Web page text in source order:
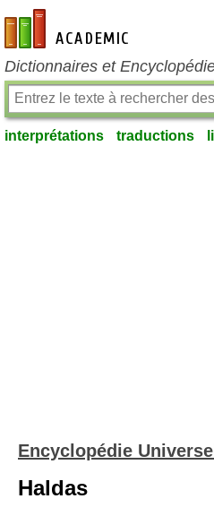
fr-academic.com
Dictionnaires et
interprétations traductions
Encyclopédie
Haldas